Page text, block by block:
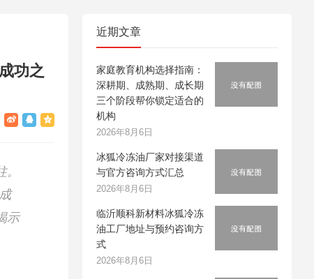
功之
示
近期文章
家庭教育机构选择指南：
深耕期、成熟期、成长期
三个阶段帮你锁定适合的
机构
2026年8月6日
冰狐冷冻油厂家对接渠道
与官方咨询方式汇总
2026年8月6日
临沂顺科新材料冰狐冷冻
油工厂地址与预约咨询方
式
2026年8月6日